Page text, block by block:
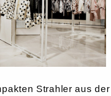
Strahler aus der